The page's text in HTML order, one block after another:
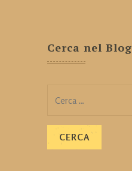
Cerca nel Blog